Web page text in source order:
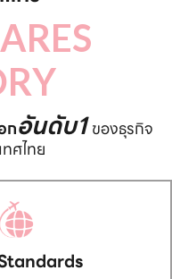
กอันดับ1ของธุรกิจ
ศไทย